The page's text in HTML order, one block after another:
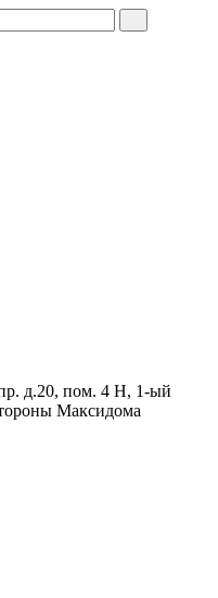
д.20, пом. 4 Н, 1-ый
Максидома